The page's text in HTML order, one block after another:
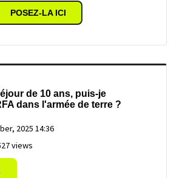
POSEZ-LA ICI
de 10 ans, puis-je
dans l'armée de terre ?
2025 14:36
views